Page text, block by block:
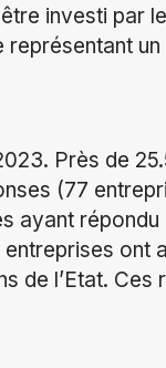
investi par
représentant un
Près de
(77
ayant
ont
de l’Etat. Ces